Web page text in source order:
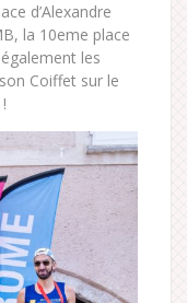
d’Alexandre
la 10eme place
les
Coiffet sur le